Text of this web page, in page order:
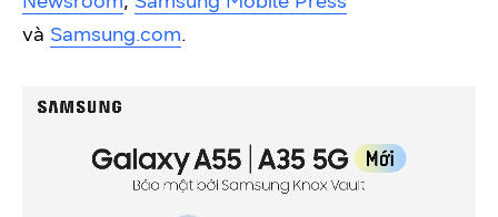
và Samsung.com.